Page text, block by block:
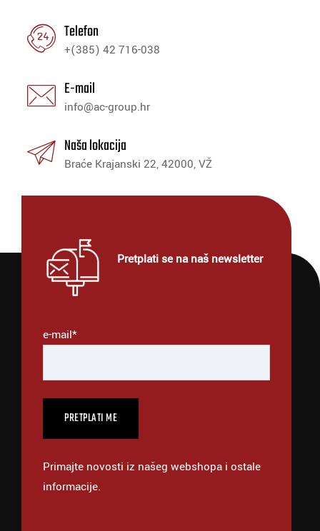
Telefon
+(385) 42 716-038
E-mail
info@ac-group.hr
Naša lokacija
Braće Krajanski 22, 42000, VŽ
Pretplati se na naš newsletter
e-mail*
Primajte novosti iz našeg webshopa i ostale
informacije.